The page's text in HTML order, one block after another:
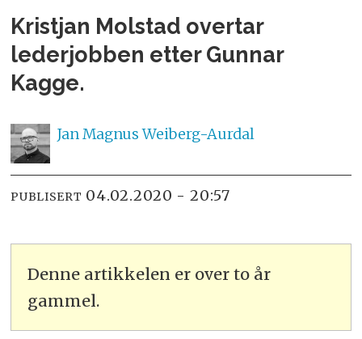
Kristjan Molstad overtar
lederjobben etter Gunnar
Kagge.
Jan Magnus Weiberg-Aurdal
PUBLISERT 04.02.2020 - 20:57
Denne artikkelen er over to år
gammel.